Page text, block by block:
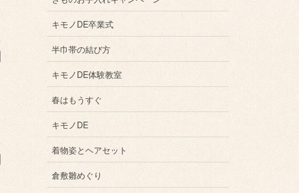
キモノDE卒業式
半巾帯の結び方
キモノDE体験教室
春はもうすぐ
キモノDE
着物姿とヘアセット
倉敷雛めぐり